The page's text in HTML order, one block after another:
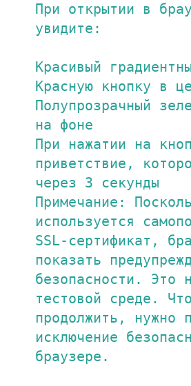
При открытии в
увидите:
Красивый
Красную кнопку в
Полупрозрачный
на фоне
При нажатии на
приветствие,
через 3 секунды
Примечание:
используется
SSL-сертификат,
показать
безопасности. Это
тестовой среде.
продолжить, нужно
исключение
браузере.